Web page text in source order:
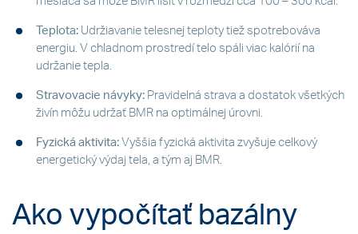
Teplota: Udržiavanie telesnej teploty tiež spotrebováva
energiu. V chladnom prostredí telo spáli viac kalórií na
udržanie tepla.
Stravovacie návyky: Pravidelná strava a dostatok všetkých
živín môžu udržať BMR na optimálnej úrovni.
Fyzická aktivita: Vyššia fyzická aktivita zvyšuje celkový
energetický výdaj tela, a tým aj BMR.
Ako vypočítať bazálny